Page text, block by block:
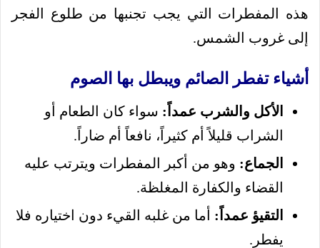
هذه المفطرات التي يجب تجنبها من طلوع الفجر
إلى غروب الشمس.
أشياء تفطر الصائم ويبطل بها الصوم
الأكل والشرب عمداً: سواء كان الطعام أو
الشراب قليلاً أم كثيراً، نافعاً أم ضاراً.
الجماع: وهو من أكبر المفطرات ويترتب عليه
القضاء والكفارة المغلظة.
التقيؤ عمداً: أما من غلبه القيء دون اختياره فلا
يفطر.